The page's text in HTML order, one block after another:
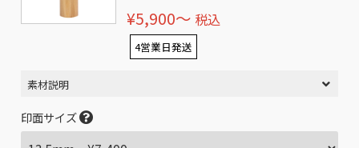
¥5,900〜 税込
4営業日発送
素材説明
印面サイズ